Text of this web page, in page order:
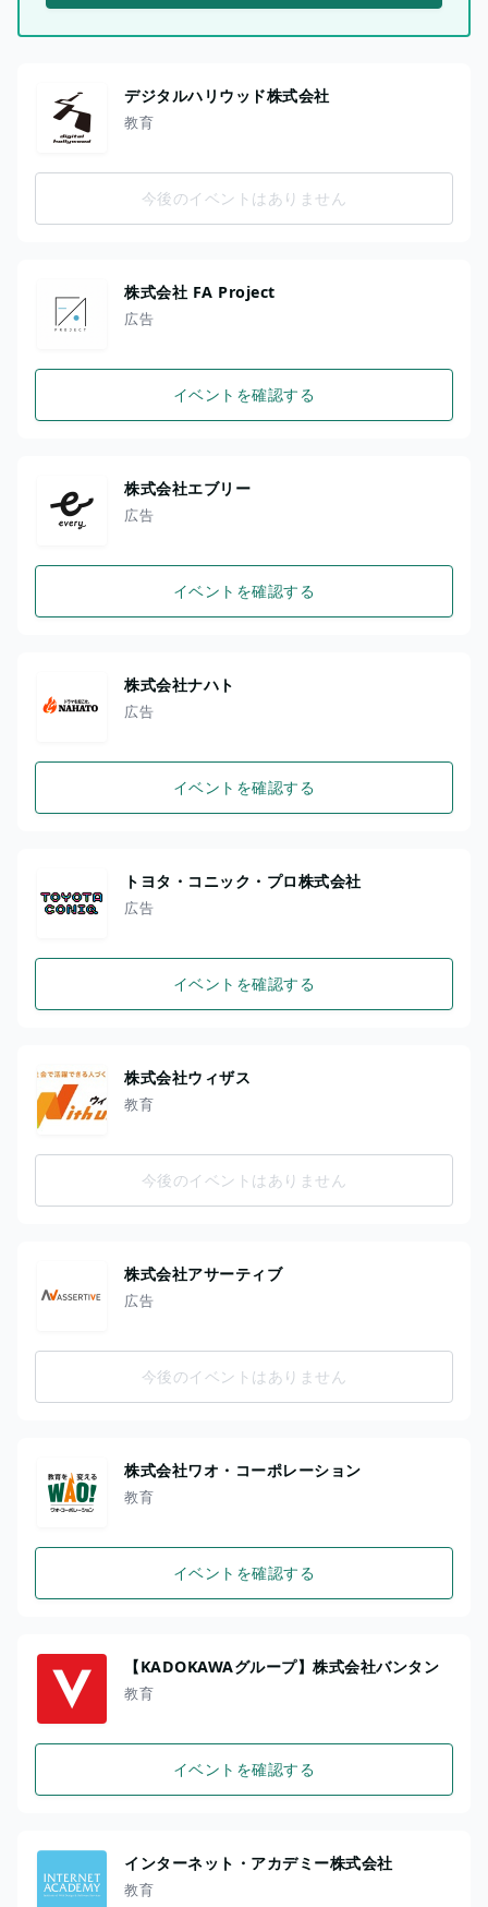
デジタルハリウッド株式会社
教育
今後のイベントはありません
株式会社 FA Project
広告
イベントを確認する
株式会社エブリー
広告
イベントを確認する
株式会社ナハト
広告
イベントを確認する
トヨタ・コニック・プロ株式会社
広告
イベントを確認する
株式会社ウィザス
教育
今後のイベントはありません
株式会社アサーティブ
広告
今後のイベントはありません
株式会社ワオ・コーポレーション
教育
イベントを確認する
【KADOKAWAグループ】株式会社バンタン
教育
イベントを確認する
インターネット・アカデミー株式会社
教育